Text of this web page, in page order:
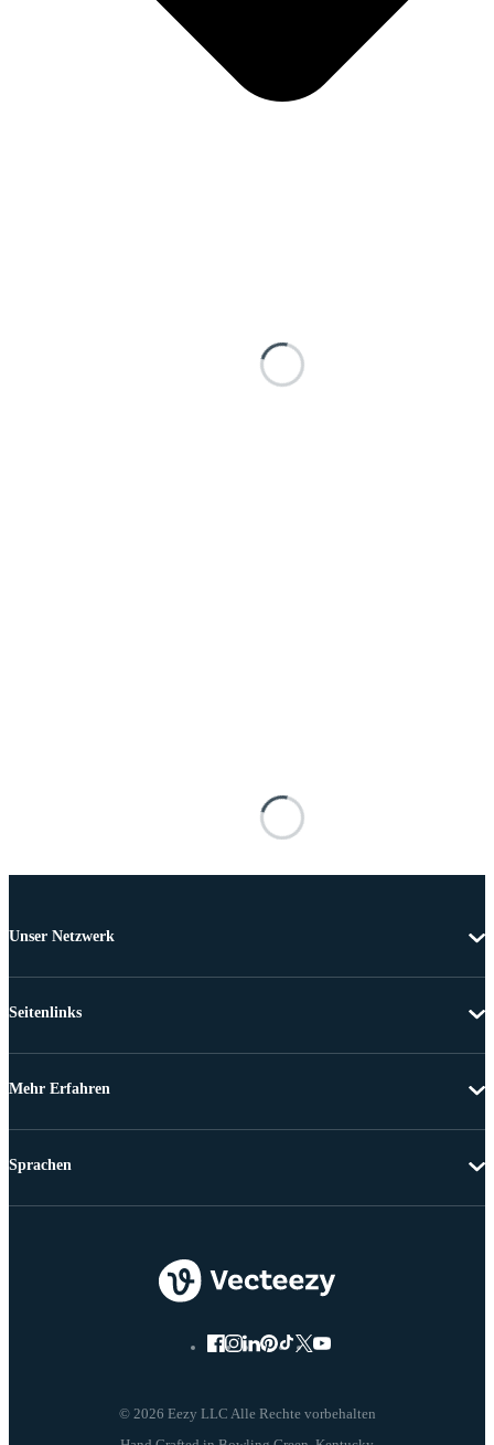
Unser Netzwerk
Seitenlinks
Mehr Erfahren
© 2026 Eezy LLC Alle Rechte vorbehalten
Sprachen